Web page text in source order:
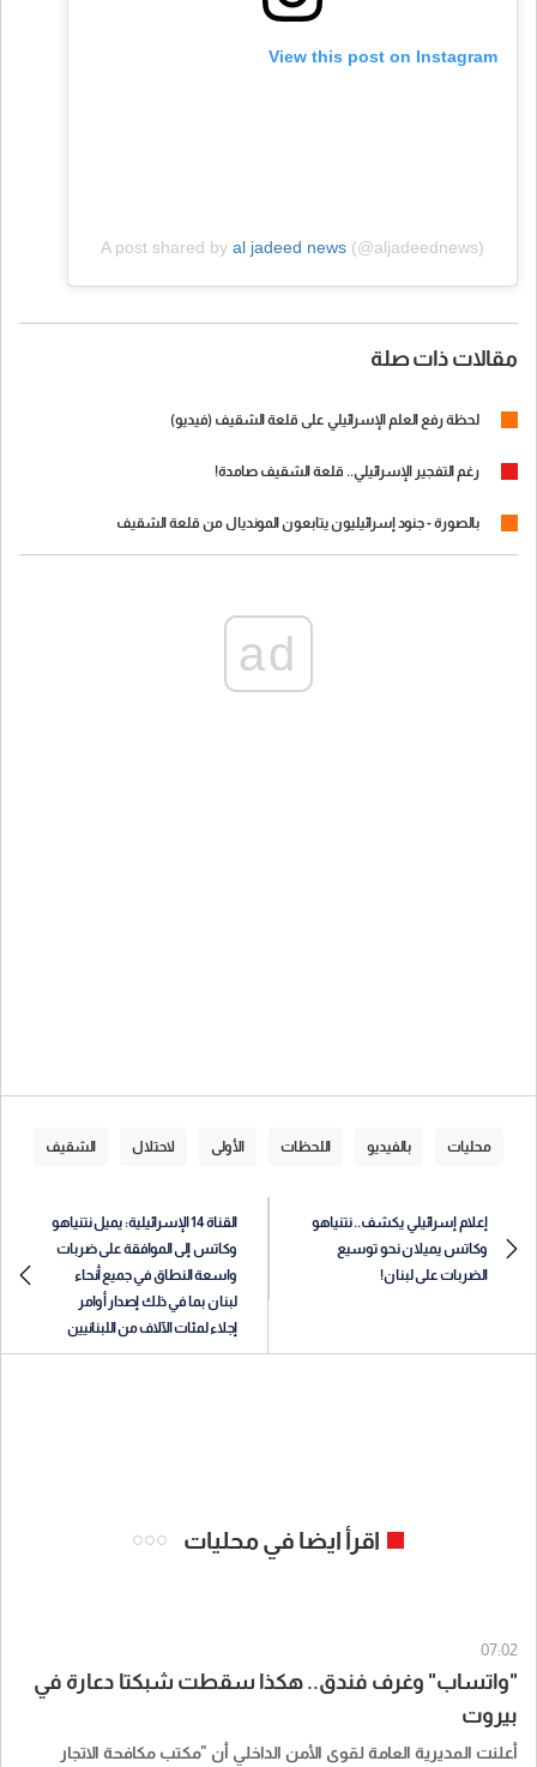
View this post on Instagram
A post shared by al jadeed news(@aljadeednews)
مقالات ذات صلة
لحظة رفع العلم الإسرائيلي على قلعة الشقيف (فيديو)
رغم التفجير الإسرائيلي.. قلعة الشقيف صامدة!
بالصورة - جنود إسرائيليون يتابعون المونديال من قلعة الشقيف
ad
محليات بالفيديو اللحظات الأولى لاحتلال الشقيف
إعلام إسرائيلي يكشف.. نتنياهو
وكاتس يميلان نحو توسيع
الضربات على لبنان!
القناة 14 الإسرائيلية: يميل نتنياهو
وكاتس إلى الموافقة على ضربات
واسعة النطاق في جميع أنحاء
لبنان بما في ذلك إصدار أوامر
إجلاء لمئات الآلاف من اللبنانيين
اقرأ ايضا في محليات
07:02
"واتساب" وغرف فندق.. هكذا سقطت شبكتا دعارة في
بيروت
أعلنت المديرية العامة لقوى الأمن الداخلي أن "مكتب مكافحة الاتجار